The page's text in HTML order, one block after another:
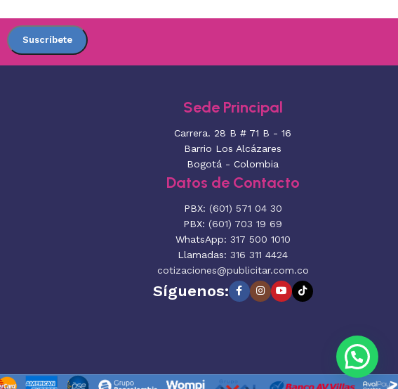
Sede Principal
Carrera. 28 B # 71 B - 16
Barrio Los Alcázares
Bogotá - Colombia
Datos de Contacto
PBX: (601) 571 04 30
PBX: (601) 703 19 69
WhatsApp: 317 500 1010
Llamadas:316 311 4424
cotizaciones@publicitar.com.co
Síguenos: